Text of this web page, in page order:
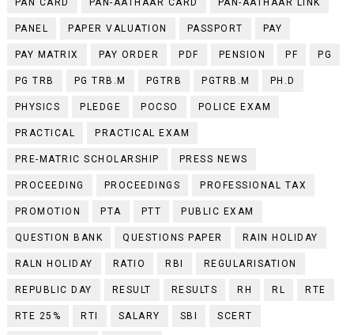
PANEL PAPER VALUATION PASSPORT PAY
PAY MATRIX PAY ORDER PDF PENSION PF PG
PG TRB PG TRB.M PGTRB PGTRB.M PH.D
PHYSICS PLEDGE POCSO POLICE EXAM
PRACTICAL PRACTICAL EXAM
PRE-MATRIC SCHOLARSHIP PRESS NEWS
PROCEEDING PROCEEDINGS PROFESSIONAL TAX
PROMOTION PTA PTT PUBLIC EXAM
QUESTION BANK QUESTIONS PAPER RAIN HOLIDAY
RALN HOLIDAY RATIO RBI REGULARISATION
REPUBLIC DAY RESULT RESULTS RH RL RTE
RTE 25% RTI SALARY SBI SCERT